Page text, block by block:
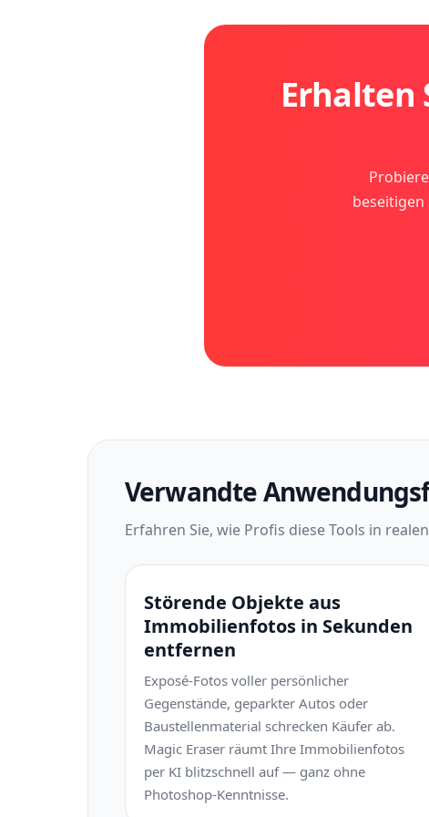
Erhalten
Verwandte
Erfahren Sie, wie Profis diese Tools in
Störende Objekte aus
Immobilienfotos in Sekunden
entfernen
Exposé-Fotos voller persönlicher
Gegenstände, geparkter Autos oder
Baustellenmaterial schrecken Käufer ab.
Magic Eraser räumt Ihre Immobilienfotos
per KI blitzschnell auf — ganz ohne
Photoshop-Kenntnisse.